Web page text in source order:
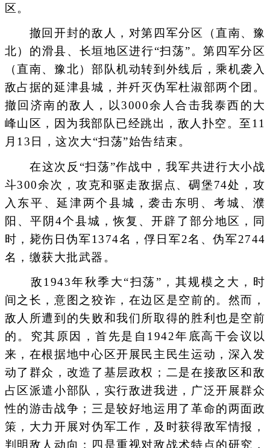
区。
撤回开封的敌人，对第四军分区（直南、豫
北）的滑县、长垣地区进行“扫荡”。第四军分区
（直南、豫北）部队机动转到外线后，乘机袭入
敌占据的延津县城，并歼灭伪军杜淑部两个团。
撤回济南的敌人，以3000余人合击我泰西的大
峰山区，因为我部队已经跳出，敌人扑空。至11
月13日，这次大“扫荡”始告结束。
在这次反“扫荡”作战中，我军共进行大小战
斗300余次，攻克和驱走敌据点、碉堡74处，攻
入东平、延津两个县城，袭击东明、考城、濮
阳、平阴4个县城，恢复、开辟了部分地区，同
时，毙伤日伪军1374名，俘日军2名、伪军2744
名，缴获大批武器。
敌1943年秋季大“扫荡”，其规模之大，时
间之长，意图之狡诈，在边区是空前的。然而，
敌人所遭到的失败和我们所取得的胜利也是空前
的。究其原因，首先是自1942年底高干会议以
来，在根据地中心区开展民主民生运动，深入发
动了群众，改造了基层政权；二是在接敌区和敌
占区派遣小部队，实行敌进我进，广泛开展群众
性的游击战争；三是较好地运用了革命的两面政
策，大力开展对伪军工作，及时获得敌军情报，
判明敌人动向；四是重视对敌战术特点的研究，